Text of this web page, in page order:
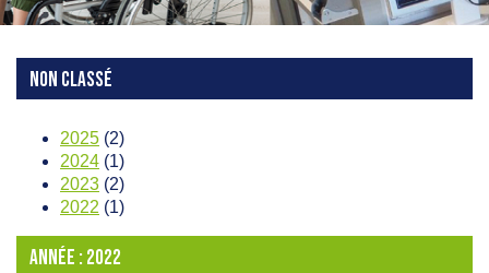
NON CLASSÉ
2025 (2)
2024 (1)
2023 (2)
2022 (1)
ANNÉE :2022